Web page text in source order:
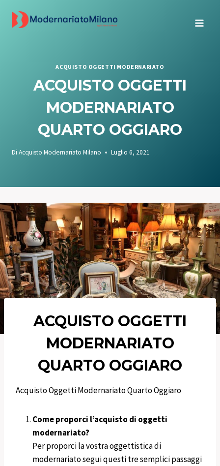
ACQUISTO OGGETTI MODERNARIATO
ACQUISTO OGGETTI
MODERNARIATO
QUARTO OGGIARO
Di Acquisto Modernariato Milano Luglio 6, 2021
ACQUISTO OGGETTI
MODERNARIATO
QUARTO OGGIARO
Acquisto Oggetti Modernariato Quarto Oggiaro
Come proporci l’acquisto di oggetti
modernariato?
Per proporci la vostra oggettistica di
modernariato segui questi tre semplici passaggi